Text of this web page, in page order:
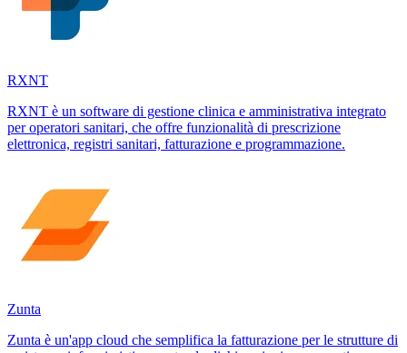
RXNT
RXNT è un software di gestione clinica e amministrativa integrato
per operatori sanitari, che offre funzionalità di prescrizione
elettronica, registri sanitari, fatturazione e programmazione.
Zunta
Zunta è un'app cloud che semplifica la fatturazione per le strutture di